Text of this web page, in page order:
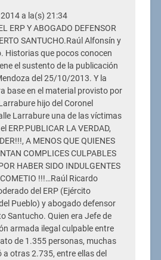
a la(s) 21:34
ERP Y ABOGADO DEFENSOR
SANTUCHO.Raúl Alfonsín y
Historias que pocos conocen
el sustento de la publicación
del 25/10/2013. Y la
base en el material provisto por
hijo del Coronel
Larrabure una de las víctimas
ERP.PUBLICAR LA VERDAD,
A MENOS QUE QUIENES
COMPLICES CULPABLES
HABER SIDO INDULGENTES
!!!…Raúl Ricardo
del ERP (Ejército
Pueblo) y abogado defensor
Santucho. Quien era Jefe de
armada ilegal culpable entre
de 1.355 personas, muchas
a otras 2.735, entre ellas del